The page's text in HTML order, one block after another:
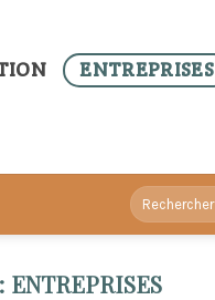
ENTREPRISES
ENTREPRISES